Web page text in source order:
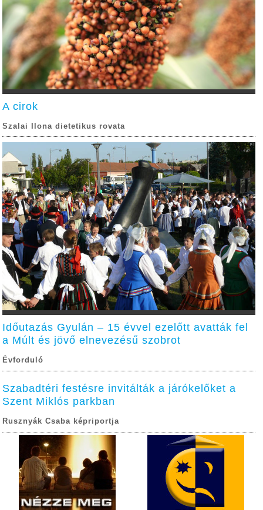
A cirok
Szalai Ilona dietetikus rovata
Időutazás Gyulán – 15 évvel ezelőtt avatták fel
a Múlt és jövő elnevezésű szobrot
Évforduló
Szabadtéri festésre invitálták a járókelőket a
Szent Miklós parkban
Rusznyák Csaba képriportja